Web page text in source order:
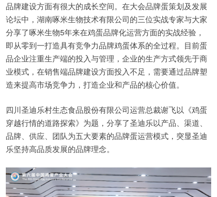
品牌建设方面有很大的成长空间。在大会品牌蛋策划及发展
论坛中，湖南啄米生物技术有限公司的三位实战专家与大家
分享了啄米生物5年来在鸡蛋品牌化运营方面的实战经验，
即从零到一打造具有竞争力品牌鸡蛋体系的全过程。目前蛋
品企业注重生产端的投入与管理，企业的生产方式领先于商
业模式，在销售端品牌建设方面投入不足，需要通过品牌塑
造来提高市场竞争力，打造企业和产品的核心价值。
四川圣迪乐村生态食品股份有限公司运营总裁谢飞以《鸡蛋
穿越行情的道路探索》为题，分享了圣迪乐以产品、渠道、
品牌、供应、团队为五大要素的品牌蛋运营模式，突显圣迪
乐坚持高品质发展的品牌理念。